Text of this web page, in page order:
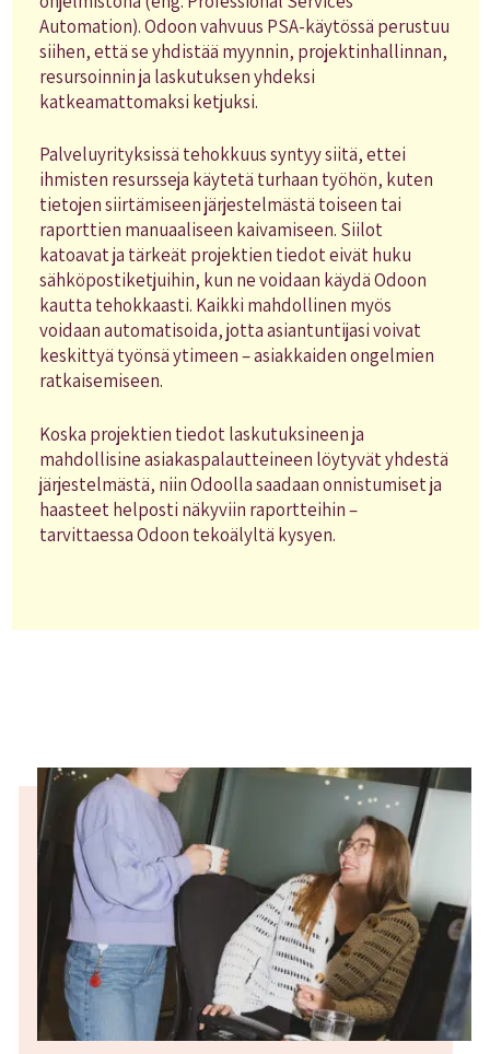
Automation). Odoon vahvuus PSA-käytössä perustuu
siihen, että se yhdistää myynnin, projektinhallinnan,
resursoinnin ja laskutuksen yhdeksi
katkeamattomaksi ketjuksi.
Palveluyrityksissä tehokkuus syntyy siitä, ettei
ihmisten resursseja käytetä turhaan työhön, kuten
tietojen siirtämiseen järjestelmästä toiseen tai
raporttien manuaaliseen kaivamiseen. Siilot
katoavat ja tärkeät projektien tiedot eivät huku
sähköpostiketjuihin, kun ne voidaan käydä Odoon
kautta tehokkaasti. Kaikki mahdollinen myös
voidaan automatisoida, jotta asiantuntijasi voivat
keskittyä työnsä ytimeen – asiakkaiden ongelmien
ratkaisemiseen.
Koska projektien tiedot laskutuksineen ja
mahdollisine asiakaspalautteineen löytyvät yhdestä
järjestelmästä, niin Odoolla saadaan onnistumiset ja
haasteet helposti näkyviin raportteihin –
tarvittaessa Odoon tekoälyltä kysyen.